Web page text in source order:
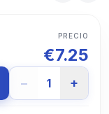
PRECIO
€7.25
− 1 +